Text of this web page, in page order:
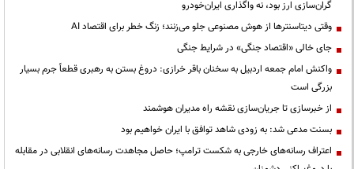
گران‌سازی ارز بود، نه واگذاری ایران‌خودرو
وقتی دیتاسنترها از هوش مصنوعی جلو می‌زنند؛ زنگ خطر برای اقتصاد AI
جای خالی «اقتصاد جنگی» در شرایط جنگی
واکنش امام جمعه اردبیل به سخنان باقر خرازی: دروغ بستن به رهبری قطعاً جرم بسیار
بزرگی است
از خبرسازی تا جریان‌سازی نقشه راه مدیران هوشمند
بسنت مدعی شد: به زودی شاهد توافق با ایران خواهیم بود
اعتراف رسانه‌های خارجی به شکست ترامپ؛ حاصل مجاهدت رسانه‌های انقلابی در مقابله